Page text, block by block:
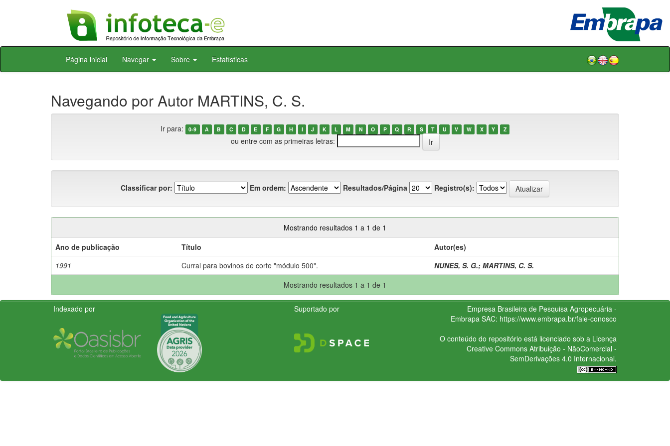
Skip
Página inicial Navegar Sobre Estatísticas
Navegando por Autor MARTINS, C. S.
Ir para: 0-9 A B C D E F G H I J K L M N O P Q R S T U V W X Y Z
ou entre com as primeiras letras:
Classificar por: Em ordem: Resultados/Página Registro(s):
Mostrando resultados 1 a 1 de 1
Ano de publicação
Título
Autor(es)
1991
Curral para bovinos de corte "módulo 500". NUNES, S. G.; MARTINS, C. S.
Mostrando resultados 1 a 1 de 1
Indexado por Suportado por
Empresa Brasileira de Pesquisa Agropecuária -
Embrapa SAC: https://www.embrapa.br/fale-conosco
O conteúdo do repositório está licenciado sob a Licença
Creative CommonsAtribuição - NãoComercial -
SemDerivações 4.0 Internacional.